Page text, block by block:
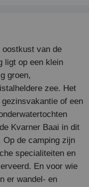
oostkust van de
ligt op een klein
groen,
zee. Het
of een
Kvarner Baai in dit
Op de camping zijn
specialiteiten en
En voor wie
er wandel- en